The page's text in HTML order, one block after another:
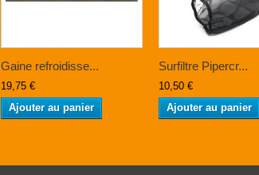
Gaine refroidisse...
19,75 €
Ajouter au panier
Surfiltre Pipercr...
10,50 €
Ajouter au panier